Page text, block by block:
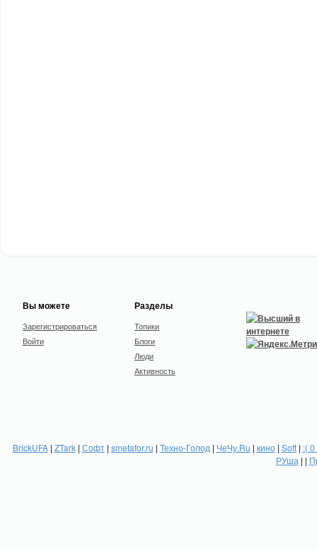
Вы можете
Зарегистрироваться
Войти
Разделы
Топики
Блоги
Люди
Активность
BrickUFA| ZTark| Софт| smetafor.ru | Техно-Голод | ЧеЧу.Ru | кино| Soft| :(
РУша | |